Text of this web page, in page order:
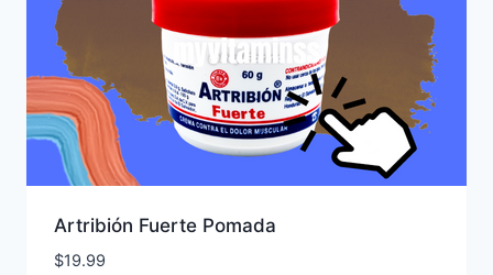
Artribión Fuerte Pomada
$19.99